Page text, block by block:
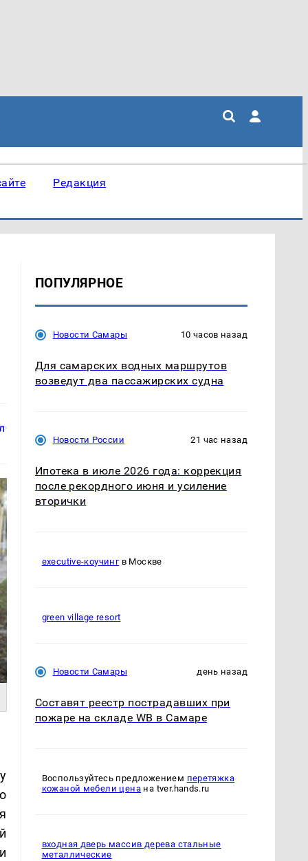
Редакция
ПОПУЛЯРНОЕ
Новости Самары 10 часов назад
Для самарских водных маршрутов
возведут два пассажирских судна
Новости России 21 час назад
Ипотека в июле 2026 года: коррекция
после рекордного июня и усиление
вторички
executive-коучингв Москве
green village resort
Новости Самары день назад
Составят реестр пострадавших при
пожаре на складе WB в Самаре
Воспользуйтесь предложением перетяжка
кожаной мебели цена на tver.hands.ru
входная дверь массив дерева стальные
металлические